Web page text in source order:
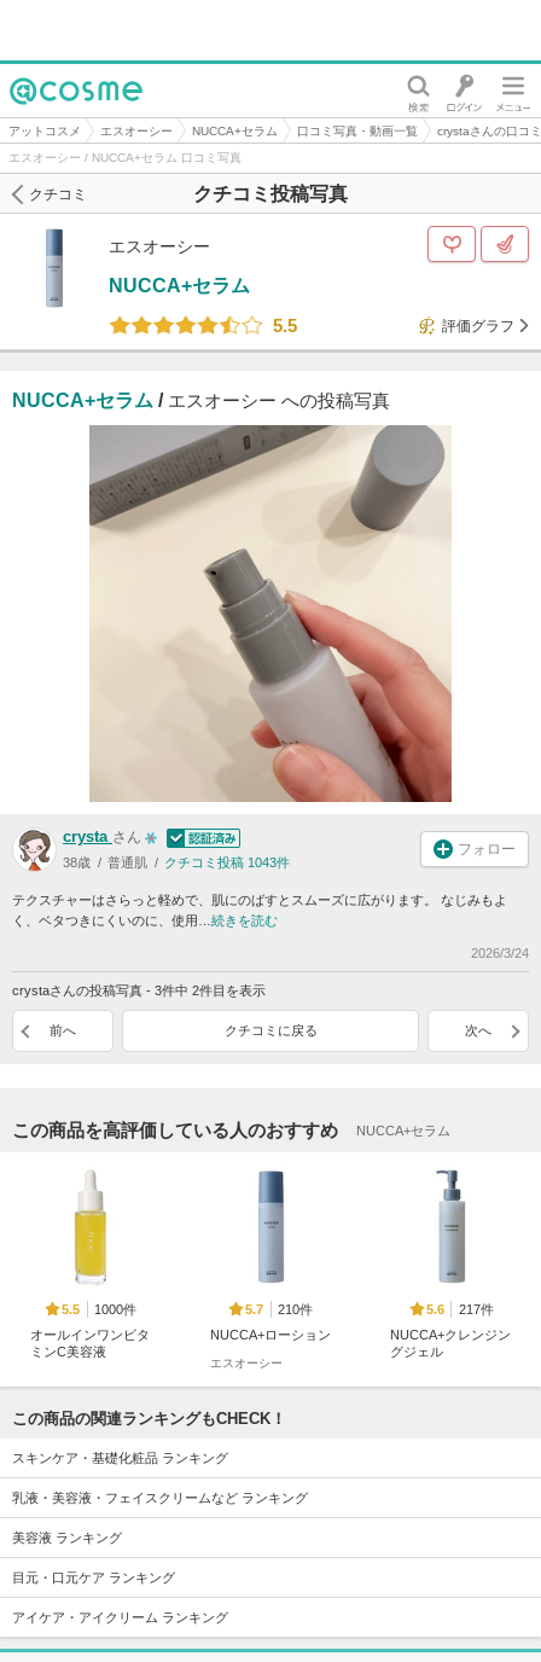
@cosme
アットコスメ エスオーシー NUCCA+セラム 口コミ写真・動画一覧
crystaさんの口コ
エスオーシー / NUCCA+セラム 口コミ写真
クチコミ投稿写真
クチコミ
エスオーシー
NUCCA+セラム
5.5
評価グラフ
NUCCA+セラム / エスオーシー への投稿写真
crysta さん
38歳 普通肌 クチコミ投稿 1043件
フォロー
テクスチャーはさらっと軽めで、肌にのばすとスムーズに広がります。 なじみもよ
く、ベタつきにくいのに、使用… 続きを読む
2026/3/24
crystaさんの投稿写真 - 3件中 2件目を表示
前へ クチコミに戻る 次へ
この商品を高評価している人のおすすめ NUCCA+セラム
5.5
1000件
オールインワンビタ
ミンC美容液
5.7
210件
NUCCA+ローション
エスオーシー
5.6
217件
NUCCA+クレンジン
グジェル
5.8
12953件
ジェニフィック ア
ルティメ セラム
ランコム
スキンクリア クレ
アテニア
タカミスキンピール
この商品の関連ランキングもCHECK！
スキンケア・基礎化粧品 ランキング
乳液・美容液・フェイスクリームなど ランキング
美容液 ランキング
目元・口元ケア ランキング
アイケア・アイクリーム ランキング